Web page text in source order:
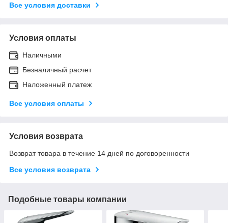
Все условия доставки
Условия оплаты
Наличными
Безналичный расчет
Наложенный платеж
Все условия оплаты
Условия возврата
Возврат товара в течение 14 дней по договоренности
Все условия возврата
Подобные товары компании